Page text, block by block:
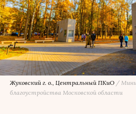
Жуковский г. о., Центральный ПКиО /
благоустройства Московской области